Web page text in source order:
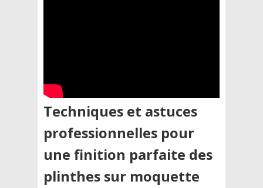
Techniques et astuces
professionnelles pour
une finition parfaite des
plinthes sur moquette